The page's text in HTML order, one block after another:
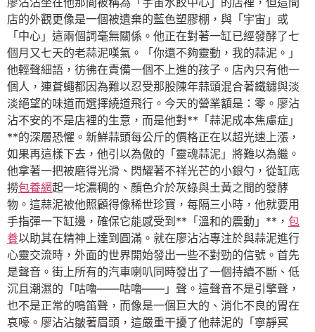
店的外觀更像是一個被遺棄的藍色塑膠棚，與「宇宙」或
「中心」這兩個詞毫無關係。他正在對著一缸已經發酵了七
個月又七天的老蒜泥嘆氣。「你還不夠靈動，我的蒜泥。」
他輕聲細語，彷彿在責備一個不上進的孩子。店內只有他一
個人，連蒼蠅都因為難以忍受那股陳年蒜頭混合著鐵鏽與淡
淡絕望的味道而選擇繞道飛行。今天的營業額是：零。廖沾
沾不安的不是店裡的生意，而是他對**「蒜泥成本焦慮症」
**的深層恐懼。新鮮蒜頭每公斤的價格正在以超光速上漲，
如果再這樣下去，他引以為傲的「靈魂蒜泥」將難以為繼。
他拿著一把被磨得光滑、閃耀著不祥光芒的小銀勺，從缸底
撈包養網起一坨濃稠的、顏色介於灰綠與土黃之間的發酵
物。這蒜泥被他照顧得像稀世珍寶，每隔三小時，他就要用
手指彈一下缸邊，確保它能感受到**「溫和的震動」**， 包
養以助其在精神上達到圓滿。就在廖沾沾專注於與蒜泥進行
心靈交流時，外面的世界開始發出一些不對勁的信號。首先
是聲音。街上所有的汽車喇叭同時發出了一個持續不斷、低
沉且潮濕的「咕嚕——咕嚕——」聲。這聲音不是引擎聲，
也不是正常的鳴笛聲，而像是一個巨大的、消化不良的胃在
哀嚎。廖沾沾皺著眉頭，這嚴重干擾了他蒜泥的「寧靜冥